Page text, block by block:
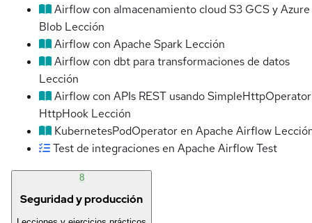
Airflow con almacenamiento cloud S3 GCS y Azure
Blob Lección
Airflow con Apache Spark Lección
Airflow con dbt para transformaciones de datos
Lección
Airflow con APIs REST usando
HttpHook Lección
KubernetesPodOperator en Apache Airflow
Test de integraciones en Apache AirflowTest
8
Seguridad y producción